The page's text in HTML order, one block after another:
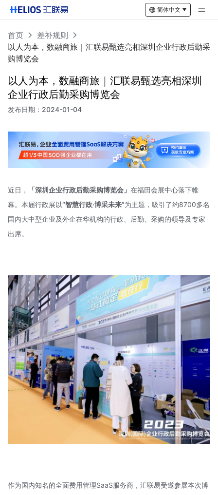
简体中文
首页
差补规则
以人为本，数融商旅｜汇联易甄选亮相深圳企业行政后勤采
购博览会
以人为本，数融商旅｜汇联易甄选亮相深圳
企业行政后勤采购博览会
发布日期： 2024-01-04
近日， 「深圳企业行政后勤采购博览会」 在福田会展中心落下帷
幕。本届行政展以“智慧行政·博采未来”为主题，吸引了约8700多名
国内大中型企业及外企在华机构的行政、后勤、采购的领导及专家
出席。
作为国内知名的全面费用管理SaaS服务商，汇联易受邀参展本次博